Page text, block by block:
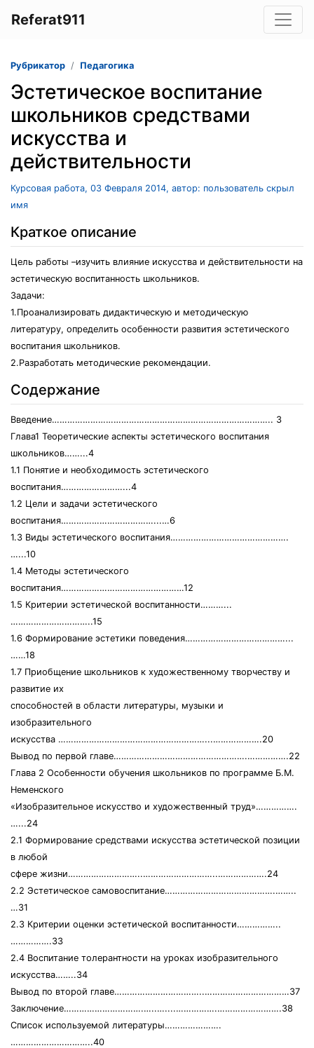
Referat911
Рубрикатор Педагогика
Эстетическое воспитание
школьников средствами
искусства и
действительности
Курсовая работа, 03 Февраля 2014, автор: пользователь скрыл
имя
Краткое описание
Цель работы –изучить влияние искусства и действительности на
эстетическую воспитанность школьников.
Задачи:
1.Проанализировать дидактическую и методическую
литературу, определить особенности развития эстетического
воспитания школьников.
2.Разработать методические рекомендации.
Содержание
Введение………………………………………………………………………….. 3
Глава1 Теоретические аспекты эстетического воспитания
школьников……...4
1.1 Понятие и необходимость эстетического
воспитания……………………...4
1.2 Цели и задачи эстетического
воспитания………………………………...…6
1.3 Виды эстетического воспитания……………………………………….
…...10
1.4 Методы эстетического
воспитания…………………………………………12
1.5 Критерии эстетической воспитанности………...
…………………………..15
1.6 Формирование эстетики поведения…………………………………...
……18
1.7 Приобщение школьников к художественному творчеству и
развитие их
способностей в области литературы, музыки и
изобразительного
искусства …………………………………………………...……………….20
Вывод по первой главе…………………………………………….…………….22
Глава 2 Особенности обучения школьников по программе Б.М.
Неменского
«Изобразительное искусство и художественный труд»…………….
…...24
2.1 Формирование средствами искусства эстетической позиции
в любой
сфере жизни………………………..………………………..……………….24
2.2 Эстетическое самовоспитание…………………………………….……..
…31
2.3 Критерии оценки эстетической воспитанности……………..
…………….33
2.4 Воспитание толерантности на уроках изобразительного
искусства……..34
Вывод по второй главе……………………………..……………………………37
Заключение………………………….…..…....…………….…………………….38
Список используемой литературы………………….
…………………………..40